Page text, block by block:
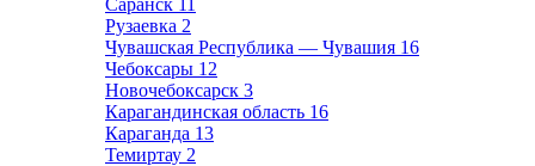
Саранск 11
Рузаевка 2
Чувашская Республика — Чувашия 16
Чебоксары 12
Новочебоксарск 3
Карагандинская область 16
Караганда 13
Темиртау 2